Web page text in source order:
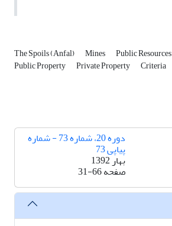
The Spoils (Anfal) Mines Public Resources
Public Property Private Property Criteria
دوره 20، شماره 73 - شماره
پیاپی 73
بهار 1392
صفحه31-66